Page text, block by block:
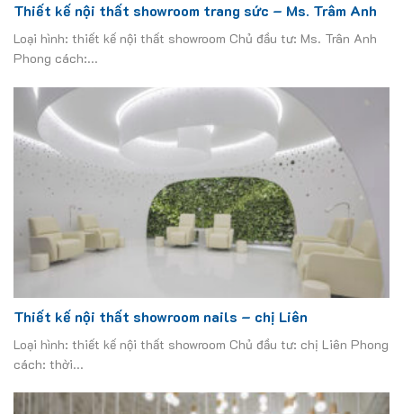
Thiết kế nội thất showroom trang sức – Ms. Trâm Anh
Loại hình: thiết kế nội thất showroom Chủ đầu tư: Ms. Trân Anh
Phong cách:...
Thiết kế nội thất showroom nails – chị Liên
Loại hình: thiết kế nội thất showroom Chủ đầu tư: chị Liên Phong
cách: thời...